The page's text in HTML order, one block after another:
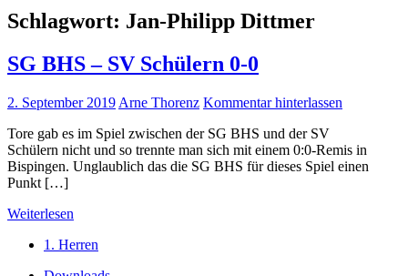
Schlagwort: Jan-Philipp Dittmer
SG BHS – SV Schülern 0-0
2. September 2019 Arne Thorenz Kommentar hinterlassen
Tore gab es im Spiel zwischen der SG BHS und der SV
Schülern nicht und so trennte man sich mit einem 0:0-Remis in
Bispingen. Unglaublich das die SG BHS für dieses Spiel einen
Punkt […]
Weiterlesen
1. Herren